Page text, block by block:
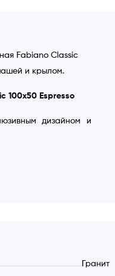
Fabiano Classic
и крылом.
100x50 Espresso
дизайном и
оттенков и цвета
Гранит